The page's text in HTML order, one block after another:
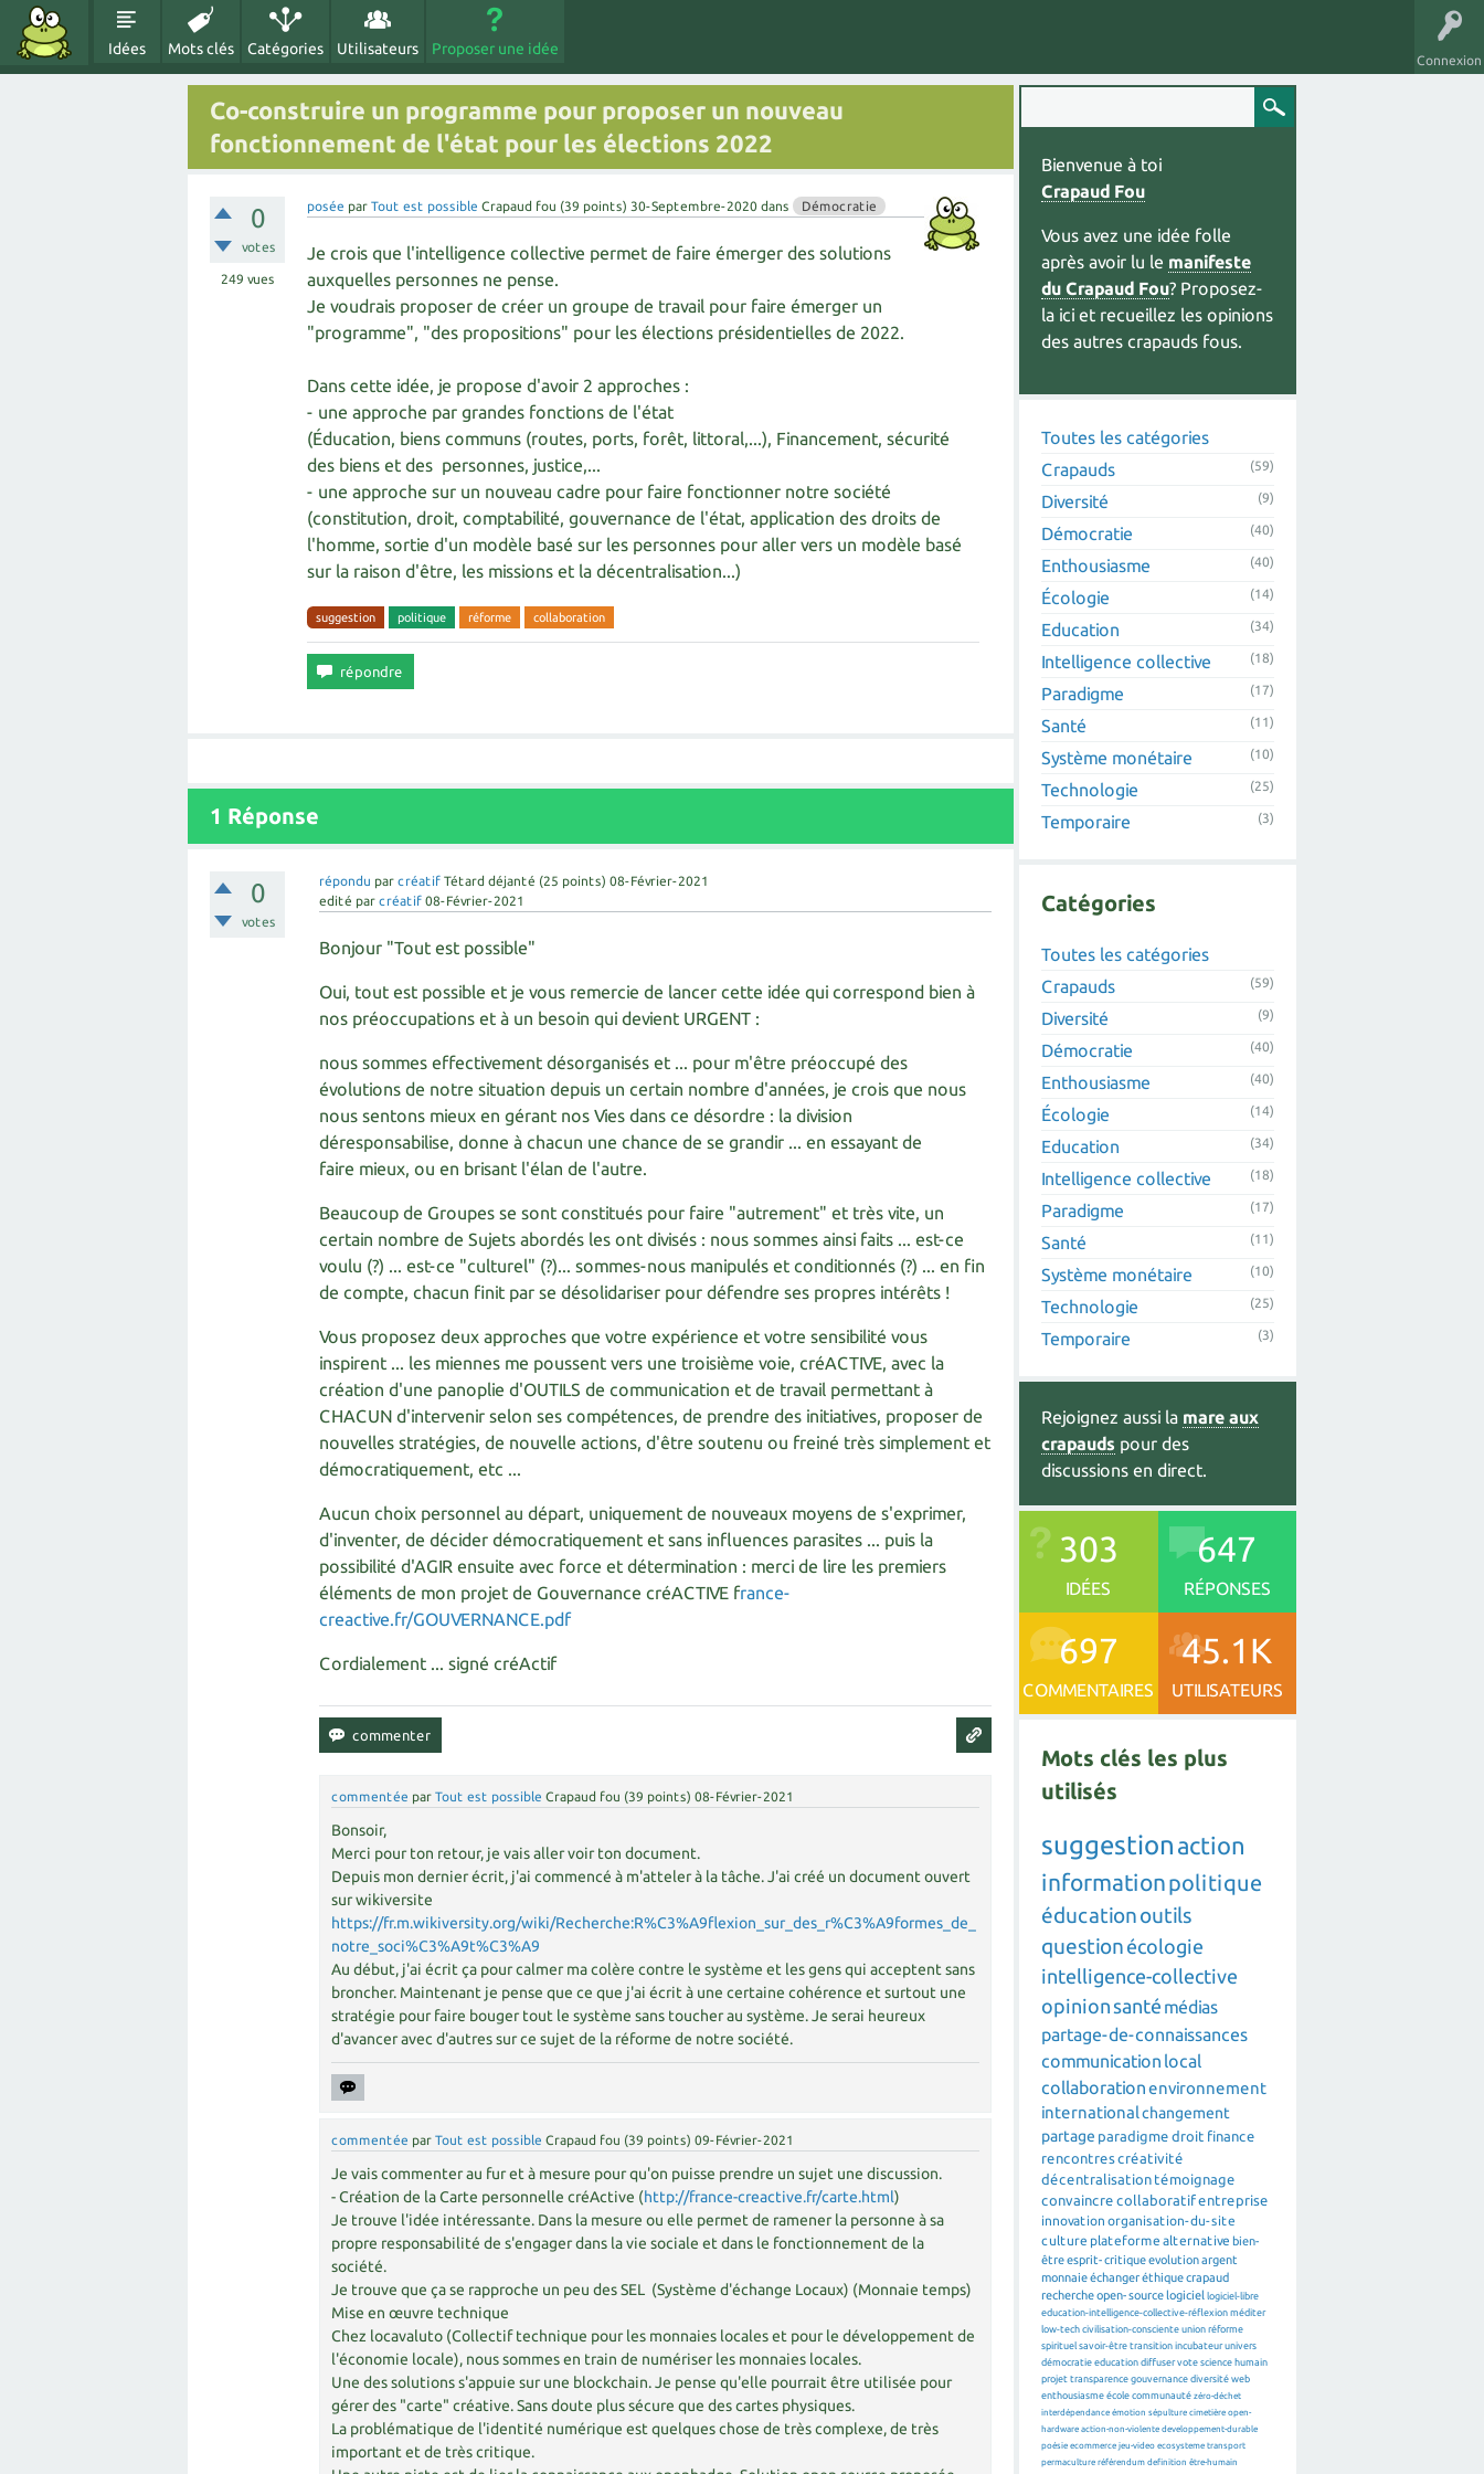
Connexion
Idées Mots clés Catégories Utilisateurs Proposer une idée
Co-construire un programme pour proposer un nouveau
fonctionnement de l'état pour les élections 2022
0
votes
249 vues
posée par Tout est possible Crapaud fou (39 points) 30-Septembre-2020 dans Démocratie
Je crois que l'intelligence collective permet de faire émerger des solutions
auxquelles personnes ne pense.
Je voudrais proposer de créer un groupe de travail pour faire émerger un
"programme", "des propositions" pour les élections présidentielles de 2022.
Dans cette idée, je propose d'avoir 2 approches :
- une approche par grandes fonctions de l'état
(Éducation, biens communs (routes, ports, forêt, littoral,...), Financement, sécurité
des biens et des personnes, justice,...
- une approche sur un nouveau cadre pour faire fonctionner notre société
(constitution, droit, comptabilité, gouvernance de l'état, application des droits de
l'homme, sortie d'un modèle basé sur les personnes pour aller vers un modèle basé
sur la raison d'être, les missions et la décentralisation...)
suggestion politique réforme collaboration
1 Réponse
0
votes
répondu parcréatif Tétard déjanté (25 points) 08-Février-2021
edité parcréatif 08-Février-2021
Bonjour "Tout est possible"
Oui, tout est possible et je vous remercie de lancer cette idée qui correspond bien à
nos préoccupations et à un besoin qui devient URGENT :
nous sommes effectivement désorganisés et ... pour m'être préoccupé des
évolutions de notre situation depuis un certain nombre d'années, je crois que nous
nous sentons mieux en gérant nos Vies dans ce désordre : la division
déresponsabilise, donne à chacun une chance de se grandir ... en essayant de
faire mieux, ou en brisant l'élan de l'autre.
Beaucoup de Groupes se sont constitués pour faire "autrement" et très vite, un
certain nombre de Sujets abordés les ont divisés : nous sommes ainsi faits ... est-ce
voulu (?) ... est-ce "culturel" (?)... sommes-nous manipulés et conditionnés (?) ... en fin
de compte, chacun finit par se désolidariser pour défendre ses propres intérêts !
Vous proposez deux approches que votre expérience et votre sensibilité vous
inspirent ... les miennes me poussent vers une troisième voie, créACTIVE, avec la
création d'une panoplie d'OUTILS de communication et de travail permettant à
CHACUN d'intervenir selon ses compétences, de prendre des initiatives, proposer de
nouvelles stratégies, de nouvelle actions, d'être soutenu ou freiné très simplement et
démocratiquement, etc ...
Aucun choix personnel au départ, uniquement de nouveaux moyens de s'exprimer,
d'inventer, de décider démocratiquement et sans influences parasites ... puis la
possibilité d'AGIR ensuite avec force et détermination : merci de lire les premiers
éléments de mon projet de Gouvernance créACTIVE france-
creactive.fr/GOUVERNANCE.pdf
Cordialement ... signé créActif
commentée parTout est possible Crapaud fou (39 points) 08-Février-2021
Bonsoir,
Merci pour ton retour, je vais aller voir ton document.
Depuis mon dernier écrit, j'ai commencé à m'atteler à la tâche. J'ai créé un document ouvert
sur wikiversite
https://fr.m.wikiversity.org/wiki/Recherche:R%C3%A9flexion_sur_des_r%C3%A9formes_de_
notre_soci%C3%A9t%C3%A9
Au début, j'ai écrit ça pour calmer ma colère contre le système et les gens qui acceptent sans
broncher. Maintenant je pense que ce que j'ai écrit à une certaine cohérence et surtout une
stratégie pour faire bouger tout le système sans toucher au système. Je serai heureux
d'avancer avec d'autres sur ce sujet de la réforme de notre société.
commentée parTout est possible Crapaud fou (39 points) 09-Février-2021
Je vais commenter au fur et à mesure pour qu'on puisse prendre un sujet une discussion.
- Création de la Carte personnelle créActive (http://france-creactive.fr/carte.html)
Je trouve l'idée intéressante. Dans la mesure ou elle permet de ramener la personne à sa
propre responsabilité de s'engager dans la vie sociale et dans le fonctionnement de la
société.
Je trouve que ça se rapproche un peu des SEL (Système d'échange Locaux) (Monnaie temps)
Mise en œuvre technique
Chez locavaluto (Collectif technique pour les monnaies locales et pour le développement de
l'économie locale), nous sommes en train de numériser les monnaies locales.
Une des solutions s'appuie sur une blockchain. Je pense qu'elle pourrait être utilisée pour
gérer des "carte" créative. Sans doute plus sécure que des cartes physiques.
La problématique de l'identité numérique est quelques chose de très complexe, de très
important et de très critique.
Bienvenue à toi
Crapaud Fou
Vous avez une idée folle
après avoir lu le manifeste
du Crapaud Fou? Proposez-
la ici et recueillez les opinions
des autres crapauds fous.
Toutes les catégories
Crapauds
(59)
Diversité (9)
Démocratie (40)
Enthousiasme (40)
Écologie (14)
Education (34)
Intelligence collective (18)
Paradigme (17)
Santé (11)
Système monétaire (10)
Technologie (25)
Temporaire (3)
Catégories
Toutes les catégories
Crapauds
(59)
Diversité (9)
Démocratie (40)
Enthousiasme (40)
Écologie (14)
Education (34)
Intelligence collective (18)
Paradigme (17)
Santé (11)
Système monétaire (10)
Technologie (25)
Temporaire (3)
Rejoignez aussi la mare aux
crapauds pour des
discussions en direct.
303
IDÉES
647
RÉPONSES
697
COMMENTAIRES
45.1K
UTILISATEURS
Mots clés les plus
utilisés
suggestion action
informationpolitique
éducationoutils
question écologie
intelligence-collective
opinion santé médias
partage-de-connaissances
communication local
collaborationenvironnement
internationalchangement
partage paradigme droit finance
rencontrescréativité
décentralisation témoignage
convaincre collaboratifentreprise
innovation organisation-du-site
culture plateforme alternative bien-
êtreesprit-critiqueevolutionargent
monnaieéchangeréthiquecrapaud
rechercheopen-source logiciel logiciel-libre
education-intelligence-collective-réflexion méditer
low-tech civilisation-consciente union réforme
spirituel savoir-être transition incubateur univers
démocratie education diffuser vote science humain
projet transparence gouvernance diversité web
enthousiasme école communauté zéro-déchet
interdépendance émotion sépulture cimetière open-
hardware action-non-violente developpement-durable
poésie ecommerce jeu-video ecosysteme transport
permaculture référendum definition être-humain